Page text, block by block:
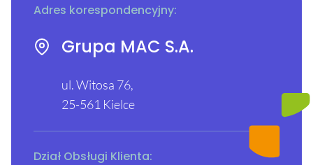
Adres korespondencyjny:
Grupa MAC S.A.
ul. Witosa 76,
25-561 Kielce
Dział Obsługi Klienta: